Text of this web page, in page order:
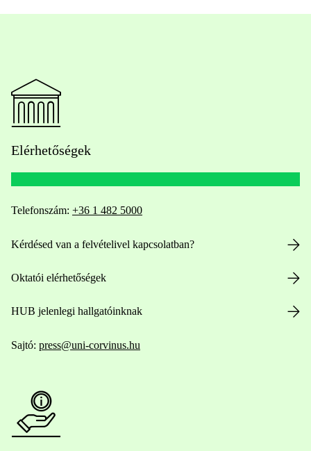
Elérhetőségek
Telefonszám: +36 1 482 5000
Kérdésed van a felvételivel kapcsolatban?
Oktatói elérhetőségek
HUB jelenlegi hallgatóinknak
Sajtó: press@uni-corvinus.hu